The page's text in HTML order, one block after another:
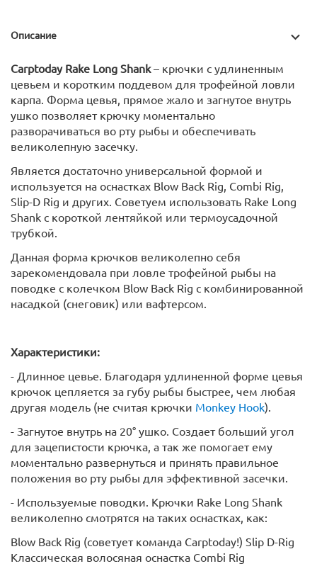
Описание
Carptoday Rake Long Shank– крючки с удлиненным
цевьем и коротким поддевом для трофейной ловли
карпа. Форма цевья, прямое жало и загнутое внутрь
ушко позволяет крючку моментально
разворачиваться во рту рыбы и обеспечивать
великолепную засечку.
Является достаточно универсальной формой и
используется на оснастках Blow Back Rig, Combi Rig,
Slip-D Rig и других. Советуем использовать Rake Long
Shank с короткой лентяйкой или термоусадочной
трубкой.
Данная форма крючков великолепно себя
зарекомендовала при ловле трофейной рыбы на
поводке с колечком Blow Back Rig с комбинированной
насадкой (снеговик) или вафтерсом.
Характеристики:
- Длинное цевье. Благодаря удлиненной форме цевья
крючок цепляется за губу рыбы быстрее, чем любая
другая модель (не считая крючки Monkey Hook).
- Загнутое внутрь на 20° ушко. Создает больший угол
для зацепистости крючка, а так же помогает ему
моментально развернуться и принять правильное
положения во рту рыбы для эффективной засечки.
- Используемые поводки. Крючки Rake Long Shank
великолепно смотрятся на таких оснастках, как:
Blow Back Rig (советует команда Carptoday!) Slip D-Rig
Классическая волосяная оснастка Combi Rig